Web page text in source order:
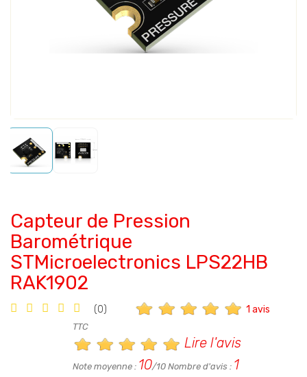
Capteur de Pression
Barométrique
STMicroelectronics LPS22HB
RAK1902
(0) 1 avis
TTC
Lire l'avis
Note moyenne : 10/10 Nombre d'avis : 1